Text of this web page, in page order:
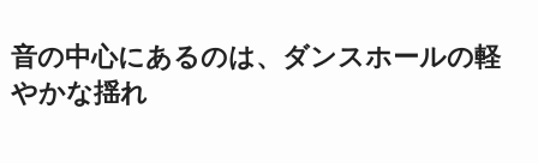
音の中心にあるのは、ダンスホールの軽
やかな揺れ